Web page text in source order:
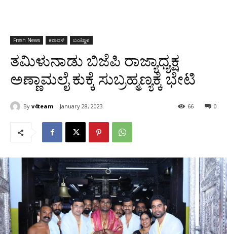
Fresh News ಕರಾವಳಿ ಬಂಟ್ವಾಳ
ತಮಿಳುನಾಡು ಬಿಜೆಪಿ ರಾಜ್ಯಾಧ್ಯಕ್ಷ
ಅಣ್ಣಾಮಲೈ ಕುಕ್ಕೆ ಸುಬ್ರಹ್ಮಣ್ಯಕ್ಕೆ ಭೇಟಿ
By v4team January 28, 2023 0
66